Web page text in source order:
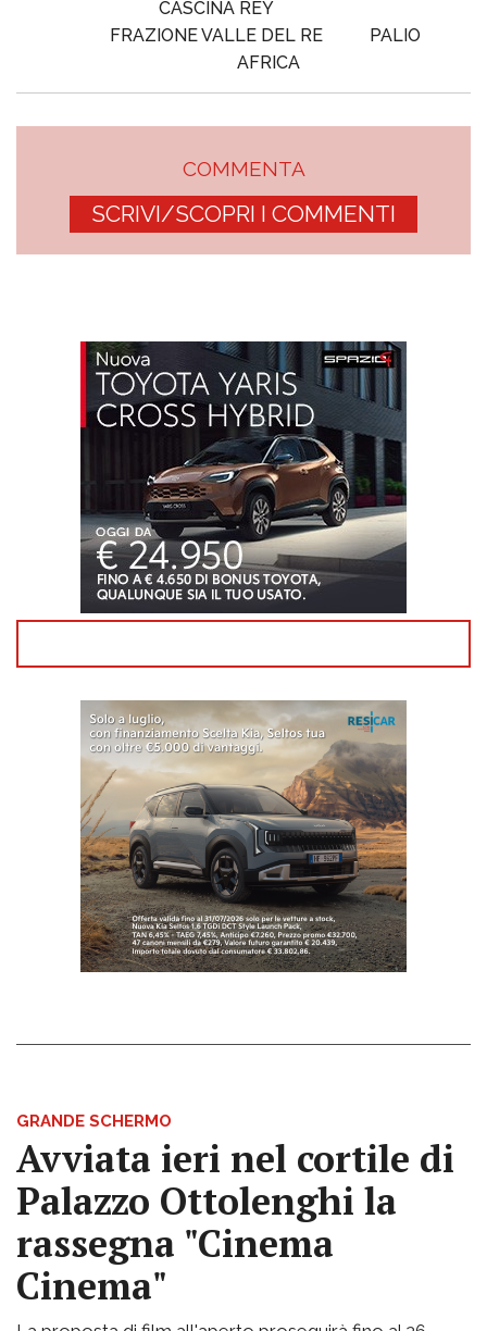
CASCINA REY
FRAZIONE VALLE DEL RE
PALIO
AFRICA
COMMENTA
SCRIVI/SCOPRI I COMMENTI
GRANDE SCHERMO
Avviata ieri nel cortile di
Palazzo Ottolenghi la
rassegna "Cinema
Cinema"